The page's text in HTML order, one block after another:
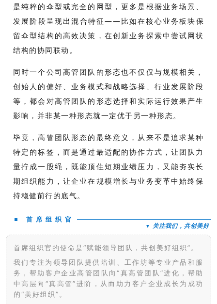
是纯粹的伞型或完全的网型，更多是根据业务场景、
发展阶段呈现出混合特征——比如在核心业务板块保
留伞型结构的高效决策，在创新业务探索中尝试网状
结构的协同联动。
同时一个公司高管团队的形态也不仅仅与规模相关，
创始人的偏好、业务模式和战略选择、行业发展阶段
等，都会对高管团队的形态选择和实际运行效果产生
影响，并非某一种形态就一定优于另一种形态。
毕竟，高管团队形态的最终意义，从来不是追求某种
特定的标签，而是通过最适配的协作方式，让团队力
量拧成一股绳，既能顶住短期业绩压力，又能夯实长
期组织能力，让企业在规模增长与业务变革中始终保
持稳健前行的底气。
首 席 组 织 官
▼ 关注我们，共创美好
首席组织官的使命是“赋能领导团队，共创美好组织”。
我们专注为领导团队提供培训、工作坊等专业产品和服
务，帮助客户企业高管团队向“真高管团队”进化，帮助
中高层向“真高管”进阶，从而助力客户企业成长为成功
的“美好组织”。